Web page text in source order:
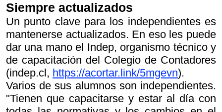
Siempre actualizados
Un punto clave para los independientes es
mantenerse actualizados. En eso les puede
dar una mano el Indep, organismo técnico y
de capacitación del Colegio de Contadores
(indep.cl, https://acortar.link/5mgevn).
Varios de sus alumnos son independientes.
"Tienen que capacitarse y estar al día con